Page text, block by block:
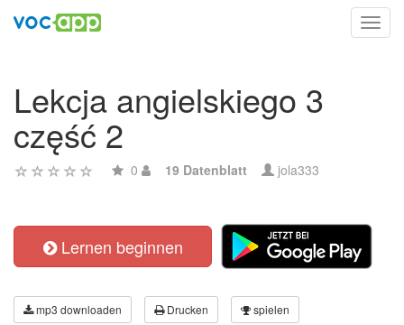
Lekcja angielskiego 3
część 2
0 19 Datenblatt jola333
Lernen beginnen
mp3 downloaden Drucken spielen